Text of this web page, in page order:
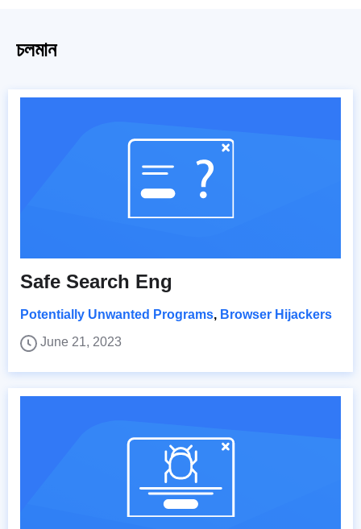
চলমান
Safe Search Eng
Potentially Unwanted Programs, Browser Hijackers
June 21, 2023